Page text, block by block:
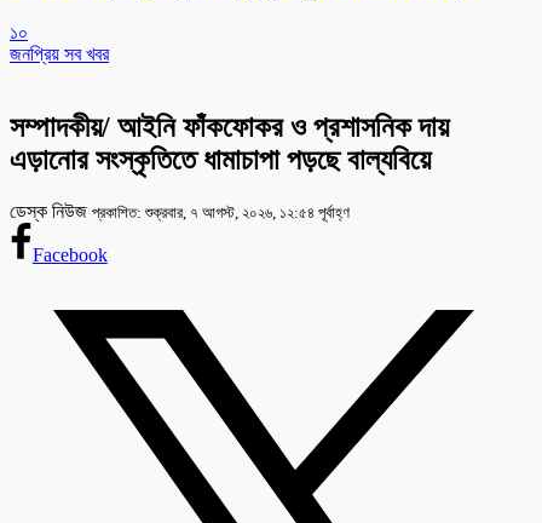
১০
জনপ্রিয় সব খবর
সম্পাদকীয়/ আইনি ফাঁকফোকর ও প্রশাসনিক দায়
এড়ানোর সংস্কৃতিতে ধামাচাপা পড়ছে বাল্যবিয়ে
ডেস্ক নিউজ প্রকাশিত: শুক্রবার, ৭ আগস্ট, ২০২৬, ১২:৫৪ পূর্বাহ্ণ
Facebook